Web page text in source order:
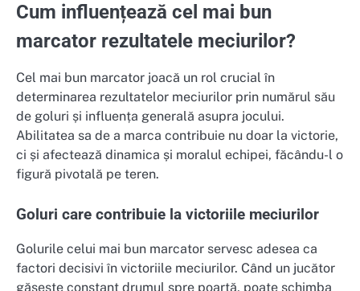
Cum influențează cel mai bun
marcator rezultatele meciurilor?
Cel mai bun marcator joacă un rol crucial în
determinarea rezultatelor meciurilor prin numărul său
de goluri și influența generală asupra jocului.
Abilitatea sa de a marca contribuie nu doar la victorie,
ci și afectează dinamica și moralul echipei, făcându-l o
figură pivotală pe teren.
Goluri care contribuie la victoriile meciurilor
Golurile celui mai bun marcator servesc adesea ca
factori decisivi în victoriile meciurilor. Când un jucător
găsește constant drumul spre poartă, poate schimba